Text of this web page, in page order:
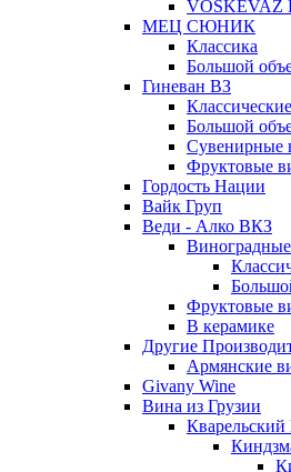
VOSKEVAZ
МЕЦ СЮНИК
Классика
Большой
Гиневан ВЗ
Большой
Сувенирные
Фруктовые
Гордость Нации
Вайк Груп
Веди - Алко ВКЗ
Фруктовые
В керамике
Другие
Армянские
Givany Wine
Вина из Грузии
Кварельский